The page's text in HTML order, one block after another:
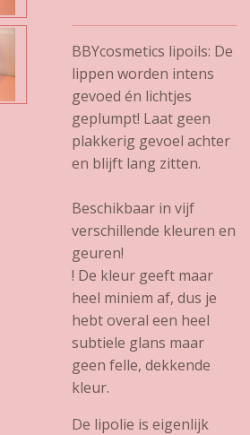
BBYcosmetics lipoils: De
lippen worden intens
gevoed én lichtjes
geplumpt! Laat geen
plakkerig gevoel achter
en blijft lang zitten.
Beschikbaar in vijf
verschillende kleuren en
geuren!
! De kleur geeft maar
heel miniem af, dus je
hebt overal een heel
subtiele glans maar
geen felle, dekkende
kleur.
De lipolie is eigenlijk